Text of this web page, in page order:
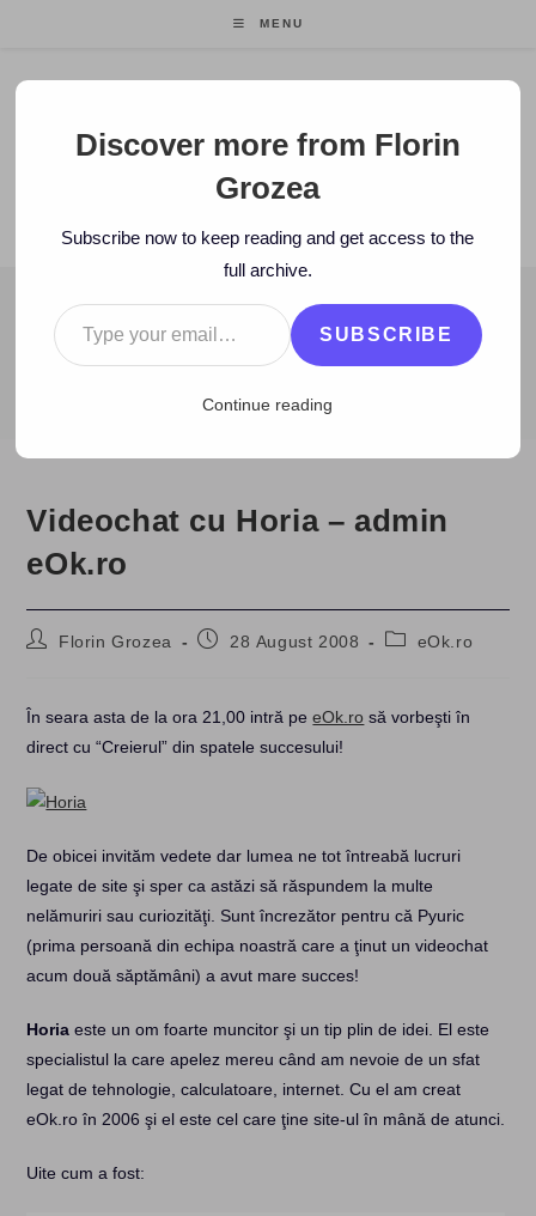
MENU
Florin Grozea
ENTREPRENEUR. FOUNDER/CEO MOCAPP.
BLOG
2008 > August > 28 > eOk.ro Videochat cu Horia – admin
Videochat cu Horia – admin
eOk.ro
PostFlorin Grozea
Post28 August 2008
PosteOk.ro
În seara asta de la ora 21,00 intră peeOk.ro să vorbeşti în
direct cu “Creierul” din spatele succesului!
De obicei invităm vedete dar lumea ne tot întreabă lucruri
legate de site şi sper ca astăzi să răspundem la multe
nelămuriri sau curiozităţi. Sunt încrezător pentru că Pyuric
(prima persoană din echipa noastră care a ţinut un videochat
acum două săptămâni) a avut mare succes!
Horia este un om foarte muncitor şi un tip plin de idei. El este
specialistul la care apelez mereu când am nevoie de un sfat
legat de tehnologie, calculatoare, internet. Cu el am creat
eOk.ro în 2006 şi el este cel care ţine site-ul în mână de atunci.
Uite cum a fost:
Discover more from Florin
Grozea
Subscribe now to keep reading and get access to the
full archive.
Type your email…
SUBSCRIBE
Continue reading